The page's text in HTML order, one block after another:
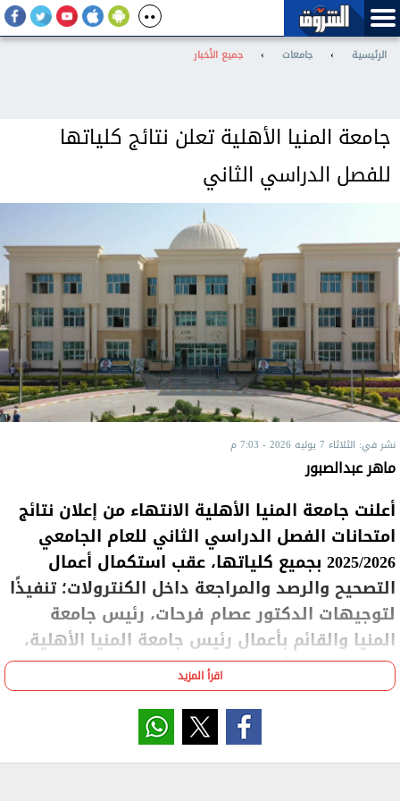
الرئيسية › جامعات › جميع الأخبار
جامعة المنيا الأهلية تعلن نتائج كلياتها
للفصل الدراسي الثاني
نشر في: الثلاثاء 7 يوليه 2026 - 7:03 م
ماهر عبدالصبور
أعلنت جامعة المنيا الأهلية الانتهاء من إعلان نتائج
امتحانات الفصل الدراسي الثاني للعام الجامعي
2025/2026 بجميع كلياتها، عقب استكمال أعمال
التصحيح والرصد والمراجعة داخل الكنترولات؛ تنفيذًا
لتوجيهات الدكتور عصام فرحات، رئيس جامعة
المنيا والقائم بأعمال رئيس جامعة المنيا الأهلية،
بسرعة إنجاز الأعمال مع الالتزام بالدقة والشفافية.
وأكد "فرحات"، أن إعلان النتائج في هذا التوقيت يعكس
نجاح منظومة العمل المؤسسي بالجامعة، القائمة على
التخطيط المسبق والتنسيق بين القطاعات المختلفة، بما
اقرأ المزيد